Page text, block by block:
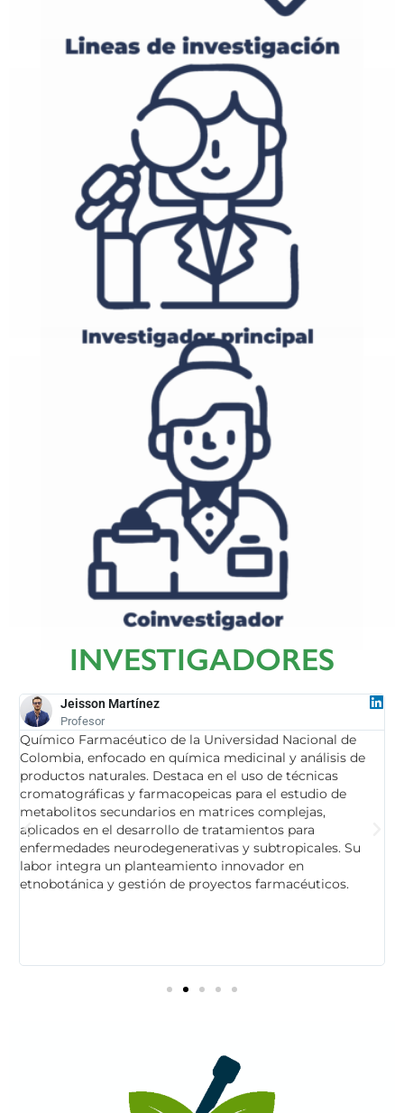
Tatiana Robayo Medina.
Jeisson Javier Martínez.
William Ramiro Patiño.
Juan Camilo Cárdenas.
Erika Plazas González.
INVESTIGADORES
Jeisson Martínez
Profesor
Químico Farmacéutico de la Universidad Nacional de
Colombia, enfocado en química medicinal y análisis de
productos naturales. Destaca en el uso de técnicas
cromatográficas y farmacopeicas para el estudio de
metabolitos secundarios en matrices complejas,
aplicados en el desarrollo de tratamientos para
enfermedades neurodegenerativas y subtropicales. Su
labor integra un planteamiento innovador en
etnobotánica y gestión de proyectos farmacéuticos.